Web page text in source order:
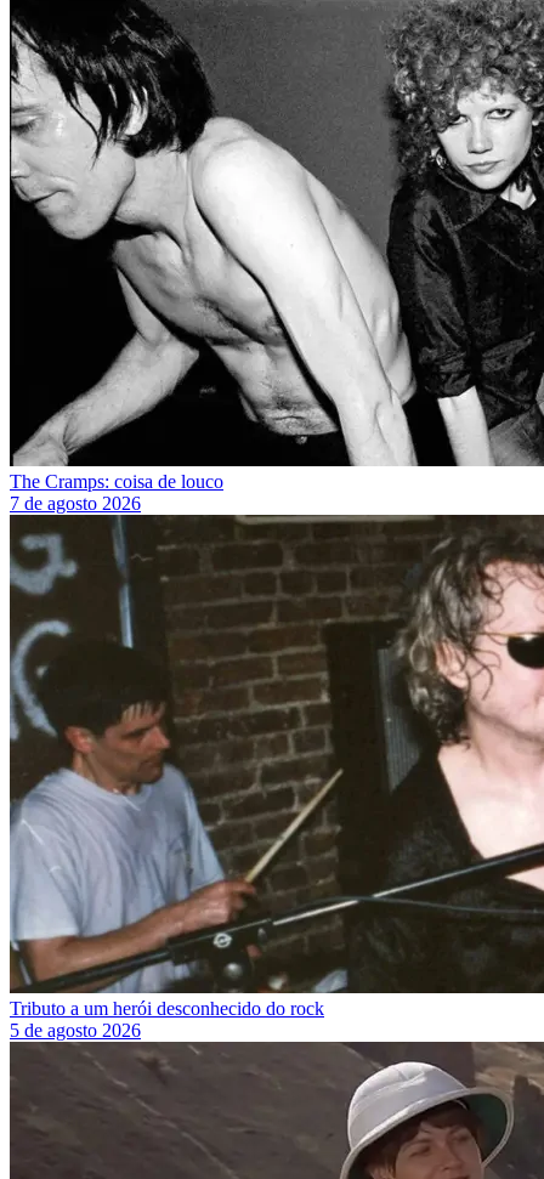
The Cramps: coisa de louco
7 de agosto 2026
Tributo a um herói desconhecido do rock
5 de agosto 2026